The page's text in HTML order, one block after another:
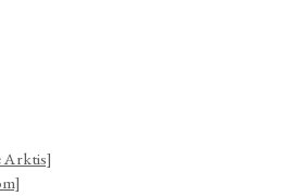
Arktis]